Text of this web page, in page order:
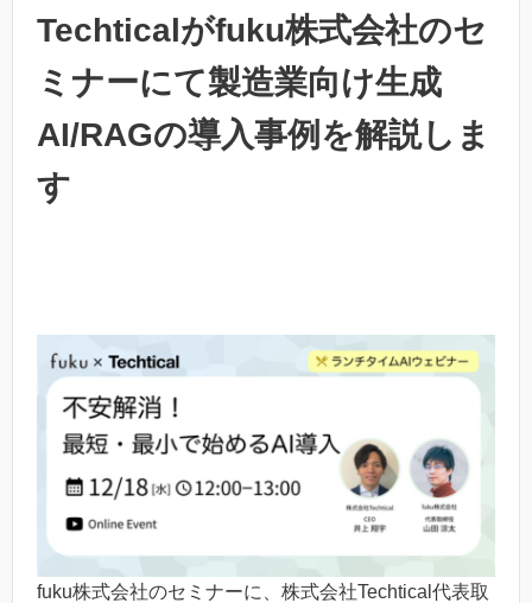
Techticalがfuku株式会社のセ
ミナーにて製造業向け生成
AI/RAGの導入事例を解説しま
す
fuku株式会社のセミナーに、株式会社Techtical代表取